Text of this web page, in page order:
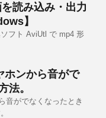
読み込み・出力
】
フト AviUtl で mp4 形
ホンから音がで
法。
音がでなくなったとき